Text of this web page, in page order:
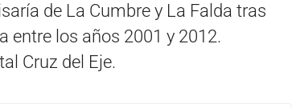
de La Cumbre y La Falda tras
entre los años 2001 y 2012.
Cruz del Eje.